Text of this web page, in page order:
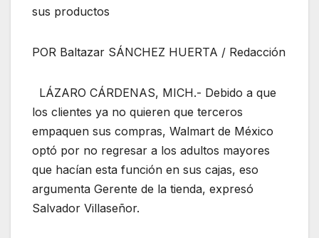
sus productos
POR Baltazar SÁNCHEZ HUERTA / Redacción
LÁZARO CÁRDENAS, MICH.- Debido a que
los clientes ya no quieren que terceros
empaquen sus compras, Walmart de México
optó por no regresar a los adultos mayores
que hacían esta función en sus cajas, eso
argumenta Gerente de la tienda, expresó
Salvador Villaseñor.